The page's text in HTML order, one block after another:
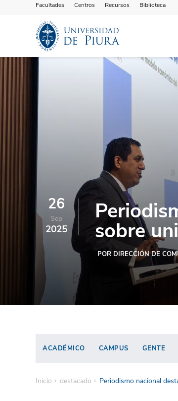
Facultades Centros Recursos Biblioteca
26
Sep
2025 sobre
POR DIRECCIÓN DE
ACADÉMICO CAMPUS GENTE
Inicio destacado Periodismo nacional